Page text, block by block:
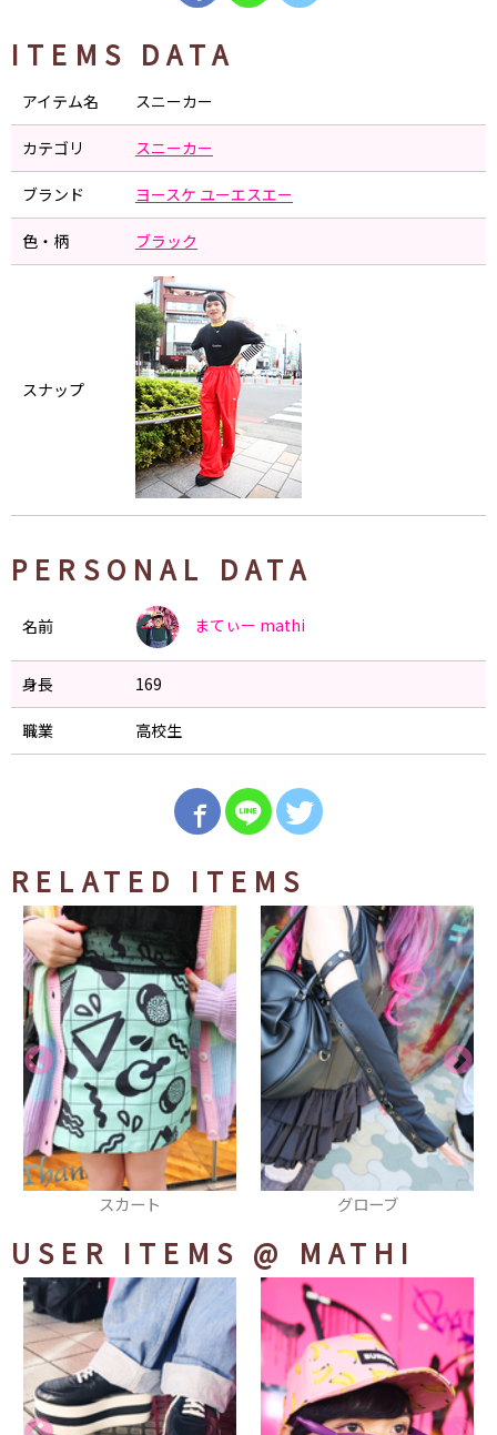
ITEMS DATA
アイテム名 スニーカー
カテゴリ スニーカー
ブランド ヨースケ ユーエスエー
色・柄 ブラック
スナップ
PERSONAL DATA
名前 まてぃー mathi
身長 169
職業 高校生
RELATED ITEMS
ナップサック
USER ITEMS @ MATHI